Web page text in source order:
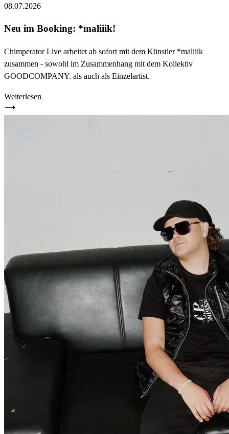
08.07.2026
Neu im Booking: *maliiik!
Chimperator Live arbeitet ab sofort mit dem Künstler *maliiik
zusammen - sowohl im Zusammenhang mit dem Kollektiv
GOODCOMPANY. als auch als Einzelartist.
Weiterlesen